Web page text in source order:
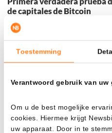
Toestemming
Verantwoord gebruik van uw
Om u de best mogelijke
cookies. Hiermee krijgt
uw apparaat. Door in te
de capitales de Bitcoin
En noviembre, el
desde abril de 2025 por
Según Pete Rizzo, autor del
verdadera prueba de estrés
Aproximadamente el 65 por
adquirieron Bitcoin por